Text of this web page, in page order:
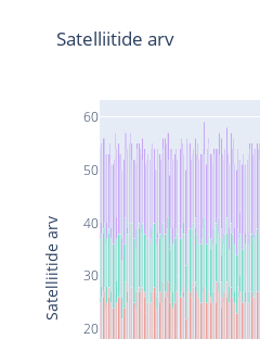
20
30
40
50
60
Satelliitide arv
Satelliitide arv